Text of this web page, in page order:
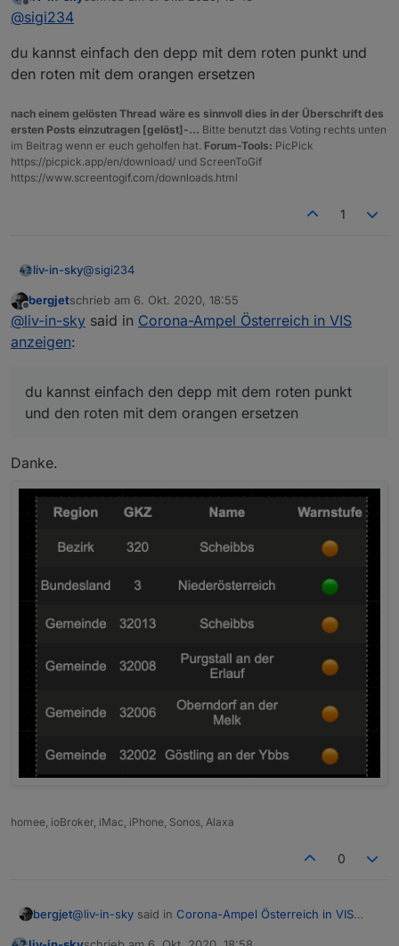
Offline zuletzt editiert von
@sigi234
du kannst einfach den depp mit dem roten punkt und
den roten mit dem orangen ersetzen
nach einem gelösten Thread wäre es sinnvoll dies in der Überschrift des
ersten Posts einzutragen [gelöst]-... Bitte benutzt das Voting rechts unten
im Beitrag wenn er euch geholfen hat. Forum-Tools: PicPick
https://picpick.app/en/download/ und ScreenToGif
https://www.screentogif.com/downloads.html
1
liv-in-sky@sigi234
du kannst einfach den depp mit dem roten punkt und
den roten mit dem orangen ersetzen
Offline
bergjetschrieb am 6. Okt. 2020, 18:55
zuletzt editiert von
@liv-in-sky said in Corona-Ampel Österreich in VIS
anzeigen:
du kannst einfach den depp mit dem roten punkt
und den roten mit dem orangen ersetzen
Danke.
homee, ioBroker, iMac, iPhone, Sonos, Alaxa
0
bergjet@liv-in-sky said in Corona-Ampel Österreich in VIS